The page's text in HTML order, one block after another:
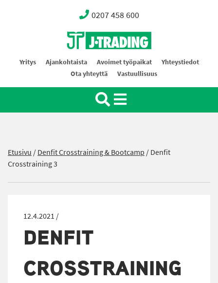
0207 458 600
Oy J-Trading Ab
Yritys Ajankohtaista Avoimet työpaikat
Yhteystiedot
Ota yhteyttä
Vastuullisuus
Etusivu /Denfit Crosstraining & Bootcamp /Denfit
Crosstraining 3
12.4.2021 /
DENFIT
CROSSTRAINING